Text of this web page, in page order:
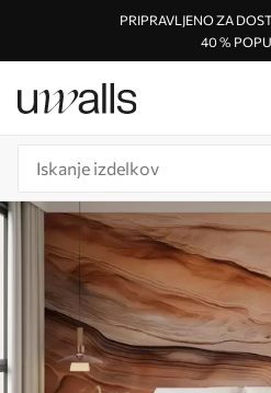
PRIPRAVLJENO ZA
40 %